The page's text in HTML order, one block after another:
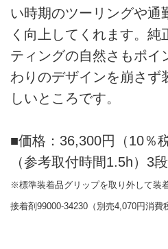
い時期のツーリングや通
く向上してくれます。純
ティングの自然さもポイ
わりのデザインを崩さず
しいところです。
■価格：36,300円（10％
（参考取付時間1.5h）3
※標準装着品グリップを取り外して装
接着剤99000-34230（別売4,070円消費